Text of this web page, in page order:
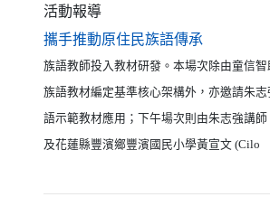
活動報導
攜手推動原住民族語傳承
族語教師投入教材研發。本場次除由童信
族語教材編定基準核心架構外，亦邀請朱志
語示範教材應用；下午場次則由朱志強講
及花蓮縣豐濱鄉豐濱國民小學黃宣文 (Cilo